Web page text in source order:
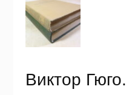
Виктор Гюго.